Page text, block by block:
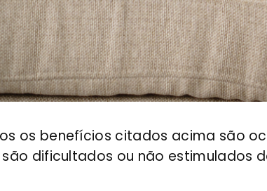
os benefícios citados acima são
dificultados ou não estimulados